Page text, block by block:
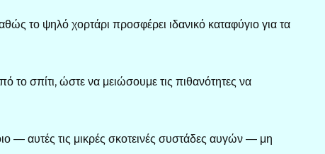
το ψηλό χορτάρι προσφέρει ιδανικό καταφύγιο για τα
το σπίτι, ώστε να μειώσουμε τις πιθανότητες να
— αυτές τις μικρές σκοτεινές συστάδες αυγών — μη